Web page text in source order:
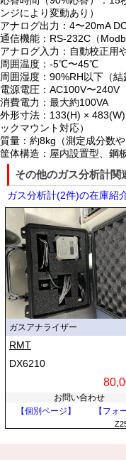
ンジにより変動あり）
アナログ出力：4〜20mA
通信機能：RS-232C（
アナログ入力：自動校正用
周囲温度：-5℃〜45℃
周囲湿度：90%RH以下（結
電源電圧：AC100V〜240V
消費電力：最大約100VA
外形寸法：133(H) ×
ックマウント対応）
質量：約8kg（測定成分数
筐体構造：屋内設置型、鋼
その他のガス分析計関
ガス分析計(2件)の在庫紹
ガスアナライザー
RMT
DX6210
お問い合わせ
【個別ページ】
【フォ